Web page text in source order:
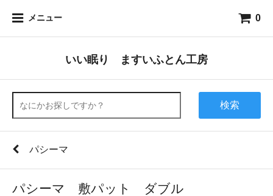
メニュー 0
いい眠り ますいふとん工房
検索
パシーマ
パシーマ 敷パット ダブル